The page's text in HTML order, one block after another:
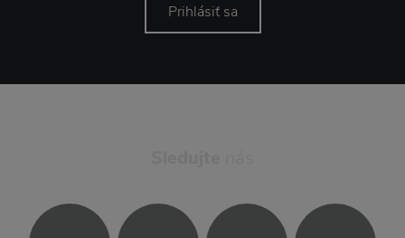
Prihlásiť sa